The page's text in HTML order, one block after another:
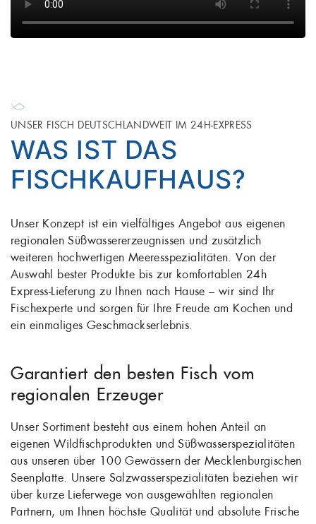
UNSER FISCH DEUTSCHLANDWEIT IM 24H-EXPRESS
WAS IST DAS
FISCHKAUFHAUS?
Unser Konzept ist ein vielfältiges Angebot aus eigenen
regionalen Süßwassererzeugnissen und zusätzlich
weiteren hochwertigen Meeresspezialitäten. Von der
Auswahl bester Produkte bis zur komfortablen 24h
Express-Lieferung zu Ihnen nach Hause – wir sind Ihr
Fischexperte und sorgen für Ihre Freude am Kochen und
ein einmaliges Geschmackserlebnis.
Garantiert den besten Fisch vom
regionalen Erzeuger
Unser Sortiment besteht aus einem hohen Anteil an
eigenen Wildfischprodukten und Süßwasserspezialitäten
aus unseren über 100 Gewässern der Mecklenburgischen
Seenplatte. Unsere Salzwasserspezialitäten beziehen wir
über kurze Lieferwege von ausgewählten regionalen
Partnern, um Ihnen höchste Qualität und absolute Frische